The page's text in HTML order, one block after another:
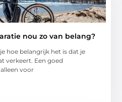
nou zo van belang?
hoe belangrijk het is dat je
verkeert. Een goed
voor